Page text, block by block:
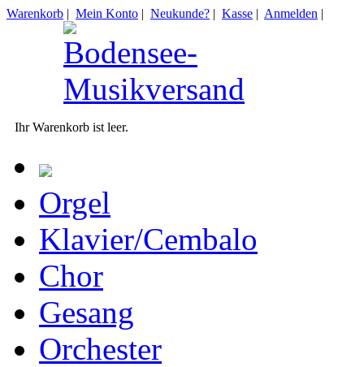
Warenkorb | Mein Konto | Neukunde? | Kasse | Anmelden |
Ihr Warenkorb ist leer.
Orgel
Klavier/Cembalo
Chor
Gesang
Orchester